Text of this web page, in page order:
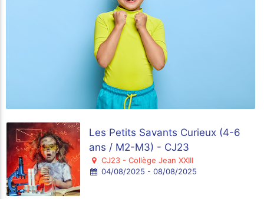
Les Petits Savants Curieux (4-6
ans / M2-M3) - CJ23
CJ23 - Collège Jean XXIII
04/08/2025 - 08/08/2025